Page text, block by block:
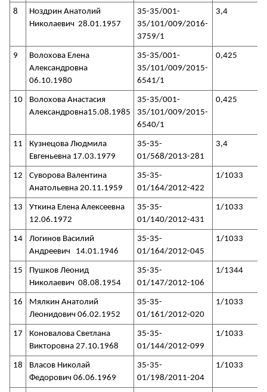
8
Ноздрин Анатолий
Николаевич 28.01.1957
35-35/001-
35/101/009/2016-
3759/1
3,4
9
Волохова Елена
Александровна
06.10.1980
35-35/001-
35/101/009/2015-
6541/1
0,425
10
Волохова Анастасия
Александровна15.08.1985
35-35/001-
35/101/009/2015-
6540/1
0,425
11
Кузнецова Людмила
Евгеньевна 17.03.1979
35-35-
01/568/2013-281
3,4
12
Суворова Валентина
Анатольевна 20.11.1959
35-35-
01/164/2012-422
1/1033
13
Уткина Елена Алексеевна
12.06.1972
35-35-
01/140/2012-431
1/1033
14
Логинов Василий
Андреевич 14.01.1946
35-35-
01/164/2012-045
1/1033
15
Пушков Леонид
Николаевич 08.08.1954
35-35-
01/147/2012-106
1/1344
16
Мялкин Анатолий
Леонидович 06.02.1952
35-35-
01/161/2012-020
1/1033
17
Коновалова Светлана
Викторовна 27.10.1968
35-35-
01/144/2012-099
1/1033
18
Власов Николай
Федорович 06.06.1969
35-35-
01/198/2011-204
1/1033